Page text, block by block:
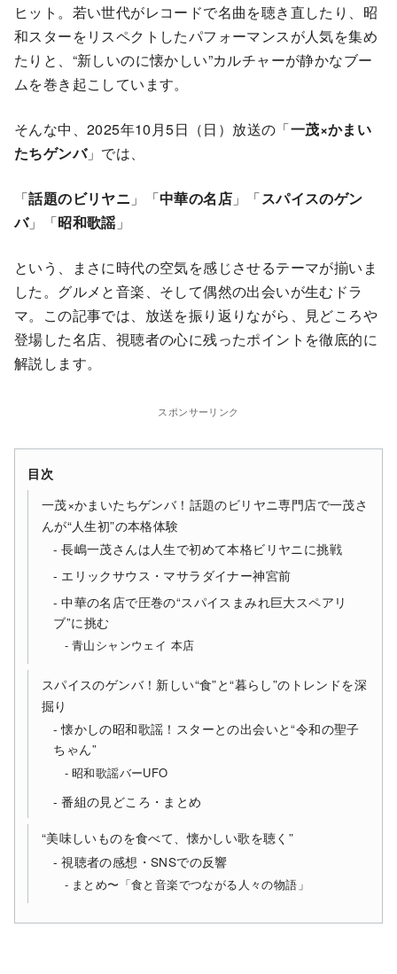
ヒット。若い世代がレコードで名曲を聴き直したり、昭
和スターをリスペクトしたパフォーマンスが人気を集め
たりと、“新しいのに懐かしい”カルチャーが静かなブー
ムを巻き起こしています。
そんな中、2025年10月5日（日）放送の「一茂×かまい
たちゲンバ」では、
「話題のビリヤニ 」「中華の名店 」「スパイスのゲン
バ」「昭和歌謡 」
という、まさに時代の空気を感じさせるテーマが揃いま
した。グルメと音楽、そして偶然の出会いが生むドラ
マ。この記事では、放送を振り返りながら、見どころや
登場した名店、視聴者の心に残ったポイントを徹底的に
解説します。
スポンサーリンク
目次
一茂×かまいたちゲンバ！話題のビリヤニ専門店で一茂さ
んが“人生初”の本格体験
長嶋一茂さんは人生で初めて本格ビリヤニに挑戦
エリックサウス・マサラダイナー神宮前
中華の名店で圧巻の“スパイスまみれ巨大スペアリ
ブ”に挑む
青山シャンウェイ 本店
スパイスのゲンバ！新しい“食”と“暮らし”のトレンドを深
掘り
懐かしの昭和歌謡！スターとの出会いと“令和の聖子
ちゃん”
昭和歌謡バーUFO
番組の見どころ・まとめ
“美味しいものを食べて、懐かしい歌を聴く”
視聴者の感想・SNSでの反響
まとめ〜「食と音楽でつながる人々の物語」